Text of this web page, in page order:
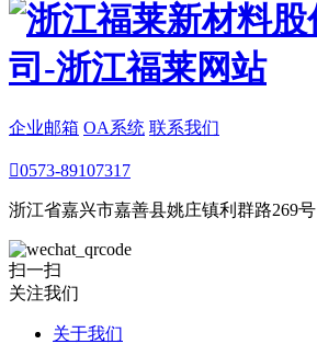
企业邮箱 OA系统 联系我们
0573-89107317
浙江省嘉兴市嘉善县姚庄镇利群路269号
扫一扫
关注我们
关于我们